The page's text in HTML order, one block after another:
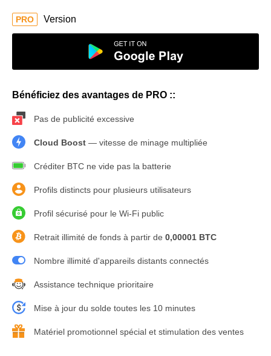
PRO Version
Bénéficiez des avantages de PRO ::
Pas de publicité excessive
Cloud Boost — vitesse de minage multipliée
Créditer BTC ne vide pas la batterie
Profils distincts pour plusieurs utilisateurs
Profil sécurisé pour le Wi-Fi public
Retrait illimité de fonds à partir de 0,00001 BTC
Nombre illimité d'appareils distants connectés
Assistance technique prioritaire
Mise à jour du solde toutes les 10 minutes
Matériel promotionnel spécial et stimulation des ventes